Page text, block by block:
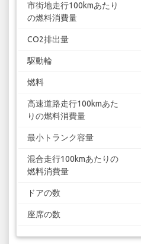
市街地走行100kmあたり
の燃料消費量
CO2排出量
駆動輪
燃料
高速道路走行100kmあた
りの燃料消費量
最小トランク容量
混合走行100kmあたりの
燃料消費量
ドアの数
座席の数